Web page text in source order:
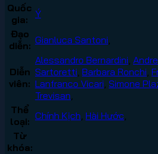
Quốc
gia:
Ý
Đạo
diễn: Gianluca Santoni
Diễn
viên:
Alessandro Bernardini
Sartoretti Barbara Ronchi
Lanfranco Vicari Simone
Trevisan
Thể
loại: Chính Kịch Hài Hước
Từ
khóa: